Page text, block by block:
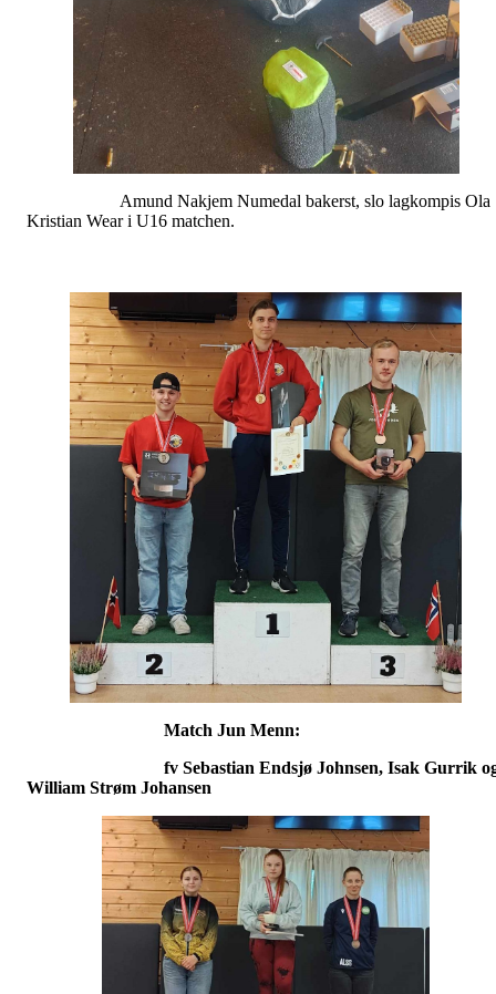
Amund Nakjem Numedal bakerst, slo lagkompis Ola
Kristian Wear i U16 matchen.
Match Jun Menn:
fv Sebastian Endsjø Johnsen, Isak Gurrik
William Strøm Johansen